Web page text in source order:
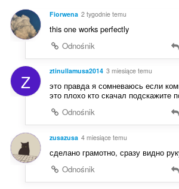
:a
o
c
e
n
:
Fiorwena 2 tygodnie temu
this one works perfectly
Odnośnik
Z ztinullamusa2014 3 miesiące temu
это правда я сомневаюсь если
это плохо кто скачал подскажите
Odnośnik
zusazusa 4 miesiące temu
сделано грамотно, сразу видно
Odnośnik